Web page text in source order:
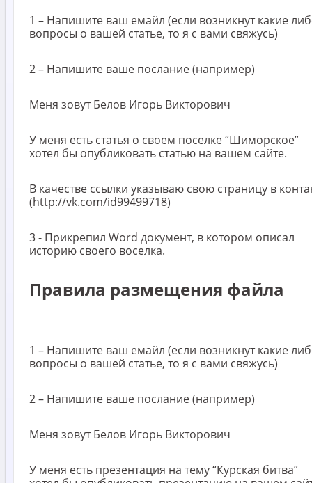
1 – Напишите ваш емайл (если возникнут какие
вопросы о вашей статье, то я с вами свяжусь)
2 – Напишите ваше послание (например)
Меня зовут Белов Игорь Викторович
У меня есть статья о своем поселке “Шиморское”
хотел бы опубликовать статью на вашем сайте.
В качестве ссылки указываю свою страницу в
(http://vk.com/id99499718)
3 - Прикрепил Word документ, в котором описал
историю своего воселка.
Правила размещения файла
1 – Напишите ваш емайл (если возникнут какие
вопросы о вашей статье, то я с вами свяжусь)
2 – Напишите ваше послание (например)
Меня зовут Белов Игорь Викторович
У меня есть презентация на тему “Курская битва”